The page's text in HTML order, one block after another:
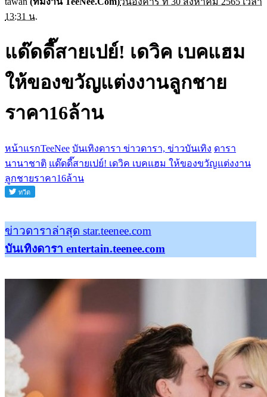
13:31 น.
แด๊ดดี๊สายเปย์! เดวิค เบคแฮม
ให้ของขวัญแต่งงานลูกชาย
ราคา16ล้าน
หน้าแรกTeeNee บันเทิงดารา ข่าวดารา, ข่าวบันเทิง ดารา
นานาชาติ แด๊ดดี๊สายเปย์! เดวิค เบคแฮม ให้ของขวัญแต่งงาน
ลูกชายราคา16ล้าน
ข่าวดาราล่าสุด star.teenee.com
บันเทิงดารา entertain.teenee.com